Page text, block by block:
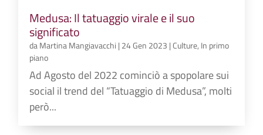
Medusa: Il tatuaggio virale e il suo
significato
daMartina Mangiavacchi | 24 Gen 2023 |Culture, In primo
piano
Ad Agosto del 2022 cominciò a spopolare sui
social il trend del “Tatuaggio di Medusa”, molti
però...